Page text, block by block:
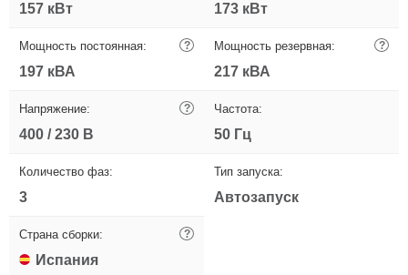
157 кВт 173 кВт
Мощность постоянная: ?
197 кВА
Мощность резервная: ?
217 кВА
Напряжение: ?
400 / 230 В
Частота:
50 Гц
Количество фаз:
3
Тип запуска:
Автозапуск
Страна сборки: ?
Испания